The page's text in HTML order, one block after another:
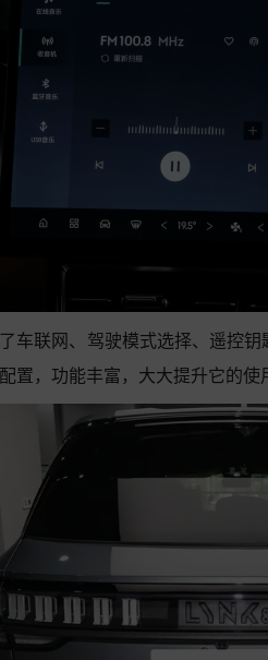
车联网、驾驶模式选择、遥控
置，功能丰富，大大提升它的使